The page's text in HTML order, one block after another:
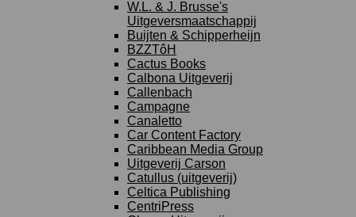
W.L. & J. Brusse's
Uitgeversmaatschappij
Buijten & Schipperheijn
BZZTôH
Cactus Books
Calbona Uitgeverij
Callenbach
Campagne
Canaletto
Car Content Factory
Caribbean Media Group
Uitgeverij Carson
Catullus (uitgeverij)
Celtica Publishing
CentriPress